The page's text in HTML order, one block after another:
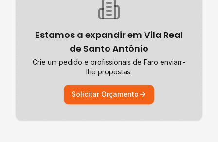
Estamos a expandir em Vila Real
de Santo António
Crie um pedido e profissionais de Faro enviam-
lhe propostas.
Solicitar Orçamento